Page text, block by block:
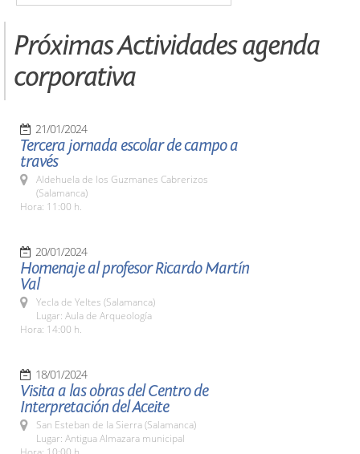
Próximas Actividades agenda
corporativa
21/01/2024
Tercera jornada escolar de campo a
través
Aldehuela de los Guzmanes Cabrerizos
(Salamanca)
Hora: 11:00 h.
20/01/2024
Homenaje al profesor Ricardo Martín
Val
Yecla de Yeltes (Salamanca)
Lugar: Aula de Arqueología
Hora: 14:00 h.
18/01/2024
Visita a las obras del Centro de
Interpretación del Aceite
San Esteban de la Sierra (Salamanca)
Lugar: Antigua Almazara municipal